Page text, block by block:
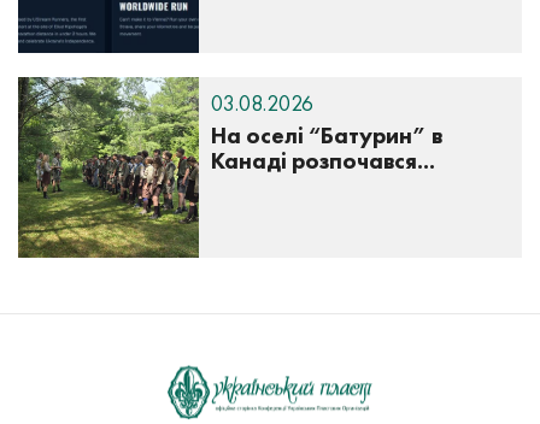
На оселі “Батурин” в
Канаді розпочався...
03.08.2026